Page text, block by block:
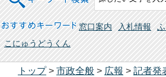
おすすめキーワード 窓口案内 入札情報
こにゅうどうくん
トップ> 市政全般 > 広報 > 記者発